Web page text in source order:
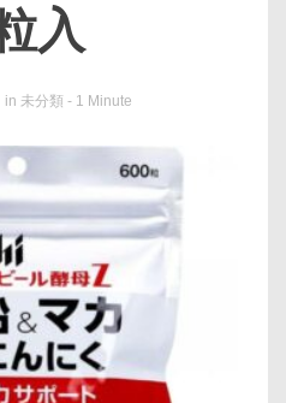
入
in 未分類 - 1 Minute